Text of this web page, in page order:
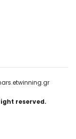
reserved.